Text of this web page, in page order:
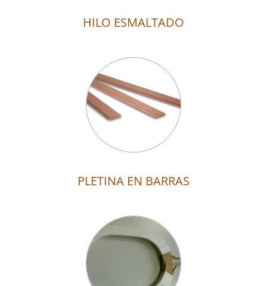
HILO ESMALTADO
PLETINA EN BARRAS